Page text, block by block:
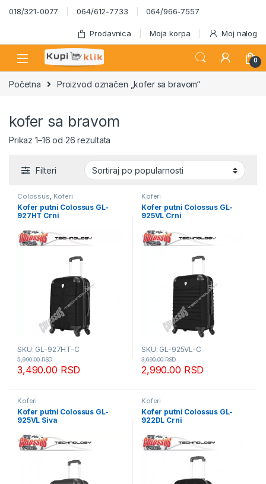
Skip to navigation
Skip to content
018/321-0077 064/612-7733 064/966-7557
Prodavnica Moja korpa Moj nalog
0
Početna Proizvod označen „kofer sa bravom“
kofer sa bravom
Prikaz 1–16 od 26 rezultata
Filteri
Colossus, Koferi
Kofer putni Colossus GL-
927HT Crni
SKU: GL-927HT-C
3,490.00 RSD
5,990.00RSD
Koferi
Kofer putni Colossus GL-
925VL Crni
SKU: GL-925VL-C
2,990.00 RSD
3,690.00RSD
Koferi
Kofer putni Colossus GL-
925VL Siva
Koferi
Kofer putni Colossus GL-
922DL Crni